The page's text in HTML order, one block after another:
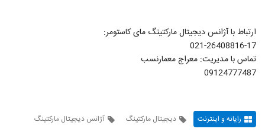
ارتباط با آژانس دیجیتال مارکتینگ مای کاستومر:
021-26408816-17
تماس با مدیریت: معراج معمارنسب
09124777487
رایانه و اینترنت دیجیتال مارکتینگ
آژانس دیجیتال مارکتینگ